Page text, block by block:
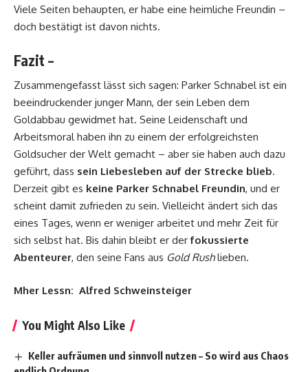
Viele Seiten behaupten, er habe eine heimliche Freundin –
doch bestätigt ist davon nichts.
Fazit –
Zusammengefasst lässt sich sagen: Parker Schnabel ist ein
beeindruckender junger Mann, der sein Leben dem
Goldabbau gewidmet hat. Seine Leidenschaft und
Arbeitsmoral haben ihn zu einem der erfolgreichsten
Goldsucher der Welt gemacht – aber sie haben auch dazu
geführt, dass sein Liebesleben auf der Strecke blieb.
Derzeit gibt es keine Parker Schnabel Freundin, und er
scheint damit zufrieden zu sein. Vielleicht ändert sich das
eines Tages, wenn er weniger arbeitet und mehr Zeit für
sich selbst hat. Bis dahin bleibt er derfokussierte
Abenteurer, den seine Fans aus Gold Rushlieben.
Mher Lessn: Alfred Schweinsteiger
You Might Also Like
Keller aufräumen und sinnvoll nutzen – So wird aus Chaos